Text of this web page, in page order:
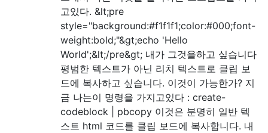
고있다. &lt;pre
style="background:#f1f1f1;color:#000;font-
weight:bold;"&gt;echo 'Hello
World';&lt;/pre&gt; 내가 그것을하고 싶습니다
평범한 텍스트가 아닌 리치 텍스트로 클립 보
드에 복사하고 싶습니다. 이것이 가능한가? 지
금 나는이 명령을 가지고있다 : create-
codeblock | pbcopy 이것은 분명히 일반 텍
스트 html 코드를 클립 보드에 복사합니다. 내